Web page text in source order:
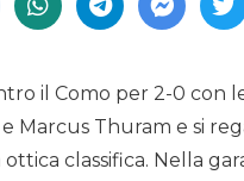
il Como per 2-0 con
Marcus Thuram e si
classifica. Nella